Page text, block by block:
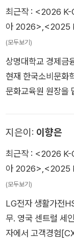
for Asia
다.
ty Trends ,
wenty-One,
onsulting
s Samsung and
various
mmittee.
한국소비문화학회
동을 이어가고 있다.
한민국 외식업 트렌
등 주요 기업과 소
Dahye Han
BA in
egrees in
s on consumer
ntly teaches
onsumer
shed papers in
nternational
ation Scholar by
ademic
최근작 : <2026 K-
아 2026>,<2025
(모두보기)
상명대학교 경제금
현재 한국소비문화
문화교육원 원장을
육학회에서 최우수
을 바꾼다』, 『1코노
분석』, 『소비자 질
라스〉, EBS 〈내일
s an associate
ceived a
He received
지은이: 이향은
최근작 : <2026 K-
아 2026>,<2025
(모두보기)
LG전자 생활가전
무. 영국 센트럴 세
자에서 고객경험